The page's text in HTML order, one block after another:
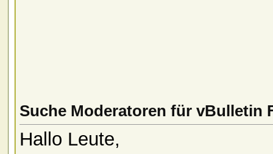
Suche Moderatoren für vBulletin
Hallo Leute,